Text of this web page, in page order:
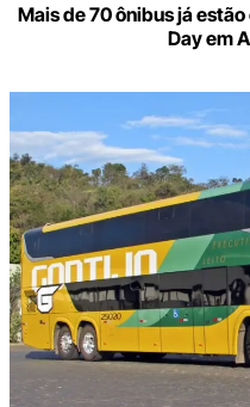
Mais de 70 ônibus já
Day em